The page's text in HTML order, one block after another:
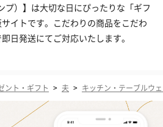
プ）】は大切な日にぴったりな「ギフ
イトです。こだわりの商品をこだわ
日発送にてご対応いたします。
ント・ギフト > 夫 > キッチン・テーブルウ